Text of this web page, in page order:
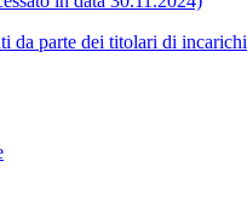
da parte dei titolari di